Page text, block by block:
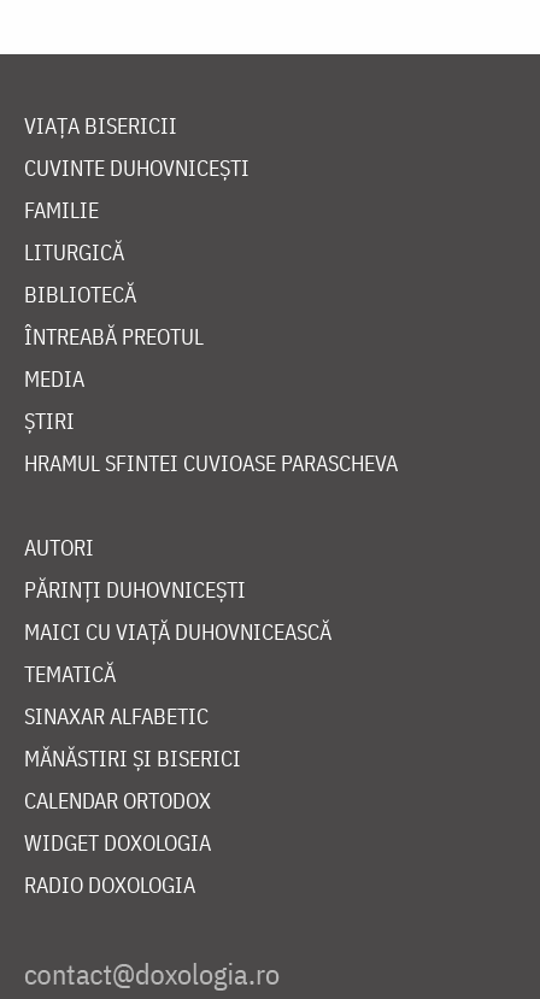
VIAȚA BISERICII
CUVINTE DUHOVNICEȘTI
FAMILIE
LITURGICĂ
BIBLIOTECĂ
ÎNTREABĂ PREOTUL
MEDIA
ȘTIRI
HRAMUL SFINTEI CUVIOASE PARASCHEVA
AUTORI
PĂRINȚI DUHOVNICEȘTI
MAICI CU VIAȚĂ DUHOVNICEASCĂ
TEMATICĂ
SINAXAR ALFABETIC
MĂNĂSTIRI ȘI BISERICI
CALENDAR ORTODOX
WIDGET DOXOLOGIA
RADIO DOXOLOGIA